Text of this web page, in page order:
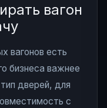
вагон
вагонов есть
бизнеса важнее
дверей, для
с